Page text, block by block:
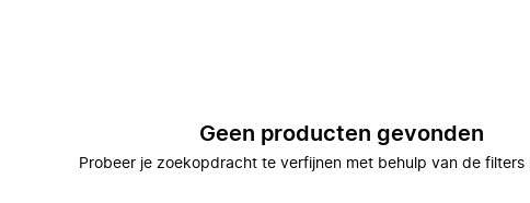
Geen producten gevonden
Probeer je zoekopdracht te verfijnen met behulp van de filters